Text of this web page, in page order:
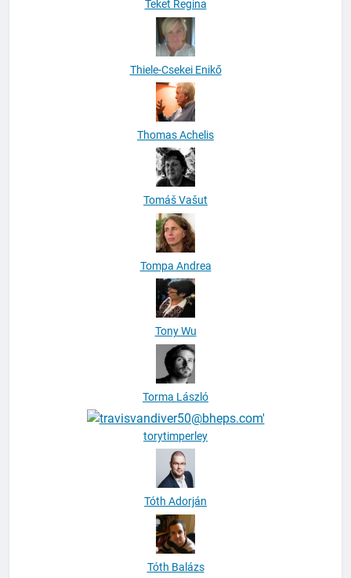
Teket Regina
Thiele-Csekei Enikő
Thomas Achelis
Tomáš Vašut
Tompa Andrea
Tony Wu
Torma László
torytimperley
Tóth Adorján
Tóth Balázs